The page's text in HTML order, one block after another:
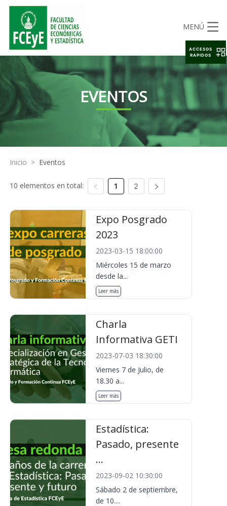
MENÚ
EVENTOS
Inicio > Eventos
10 elementos en total: 1 2
Expo Posgrado
2023
2023-03-15 18:00:00
Miércoles 15 de marzo
desde la...
Leer más
Charla
Informativa GETI
2023-07-03 18:30:00
Viernes 7 de Julio, de
18.30 a...
Leer más
Estadística:
Pasado, presente
...
2023-09-02 10:30:00
Sábado 2 de septiembre,
de 10....
ACCESOS
RAPIDOS